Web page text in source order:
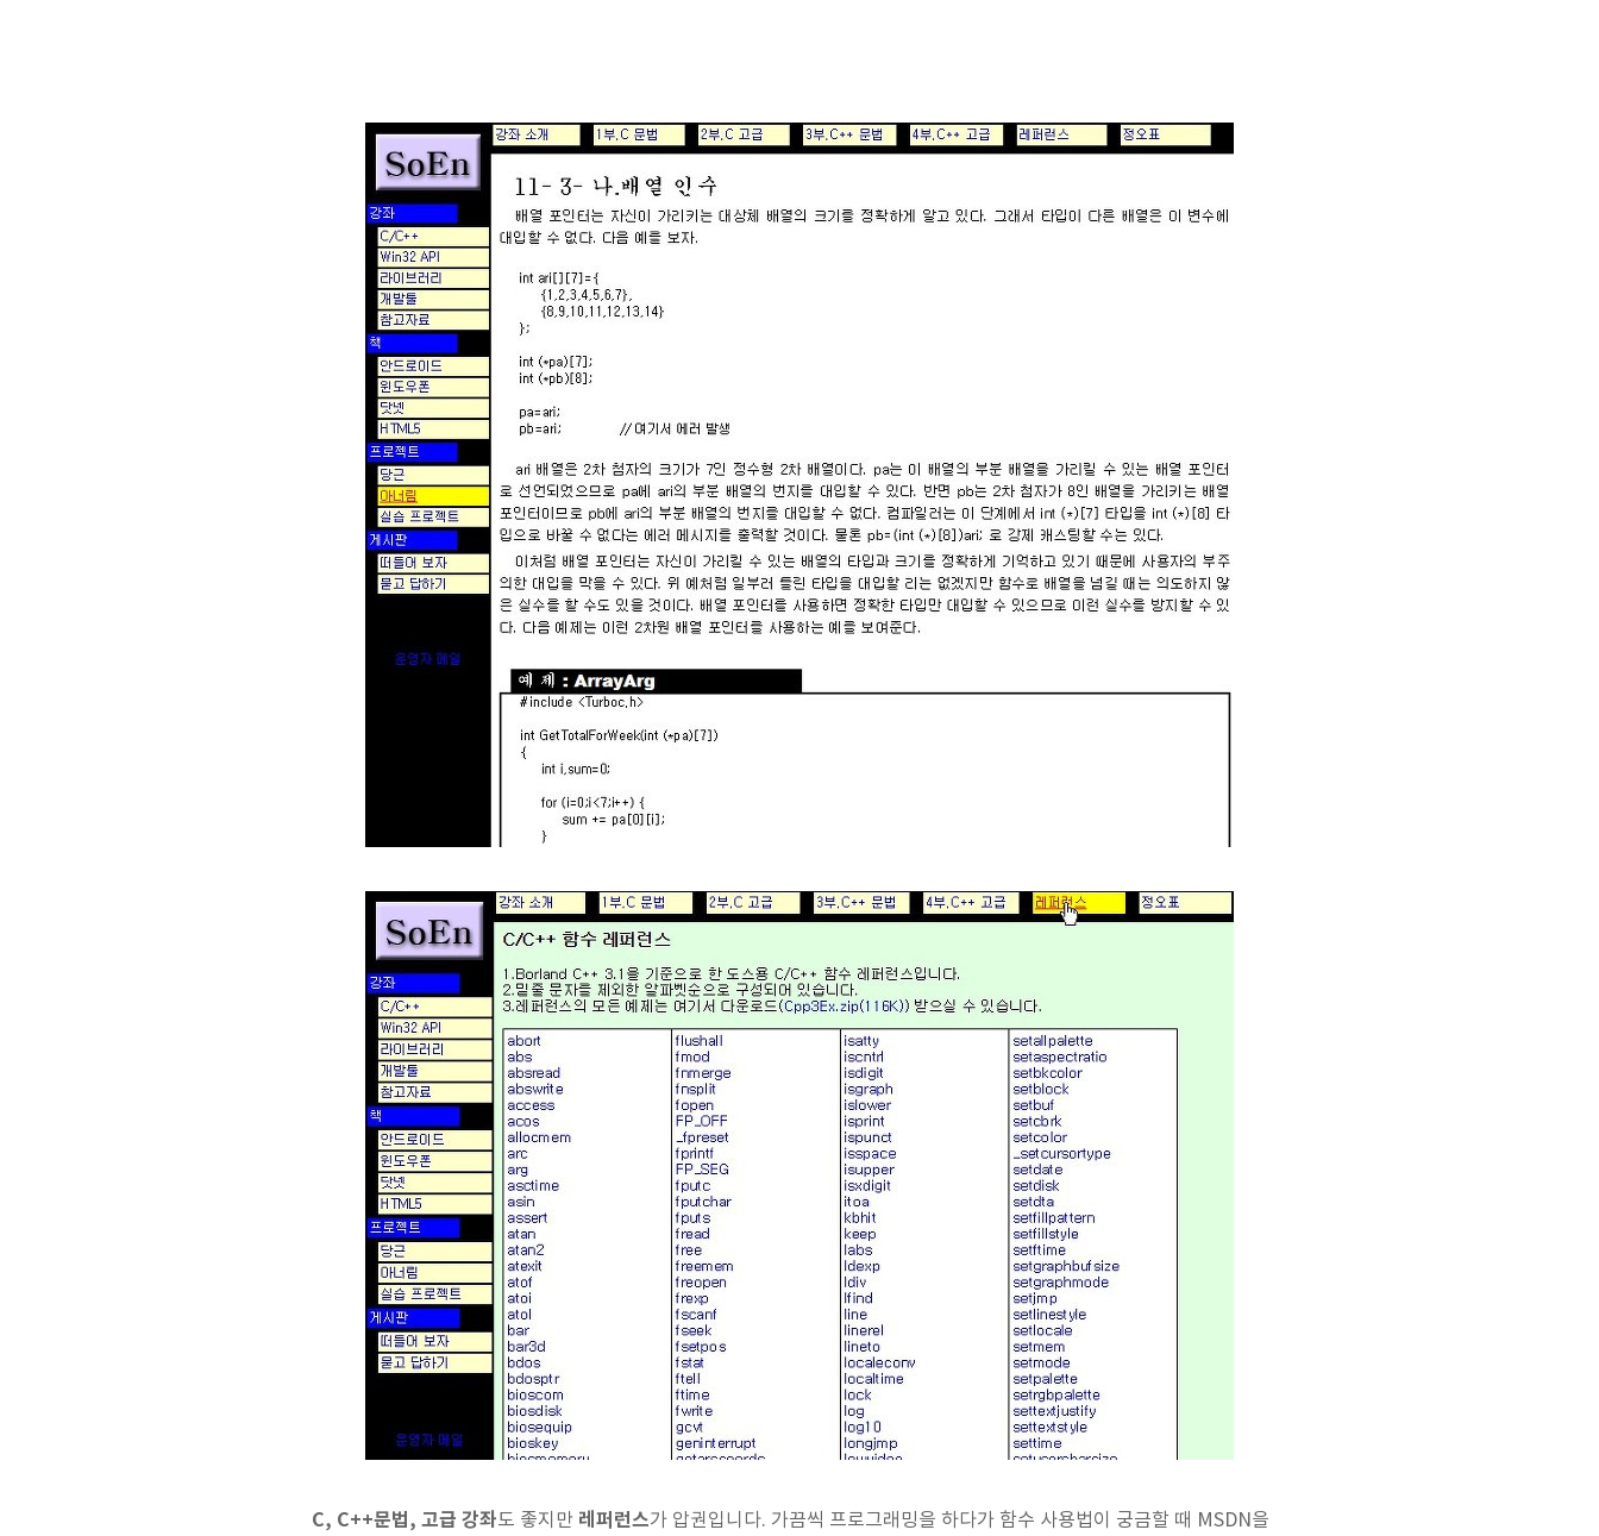
C, C++문법, 고급 강좌도 좋지만 레퍼런스가 압권입니다. 가끔씩 프로그래밍을 하다가 함수 사용법이 궁금할 때 MSDN을